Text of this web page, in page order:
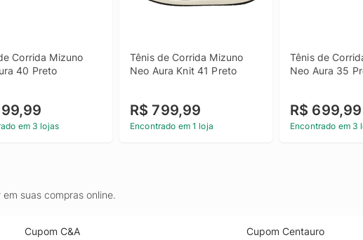
Corrida Mizuno
40 Preto
em 3 lojas
Tênis de Corrida Mizuno
Neo Aura Knit 41 Preto
R$ 799,99
Encontrado em 1 loja
Tênis de
Neo Aura 35
R$ 699,99
Encontrado em 3
suas compras online.
Cupom C&A
Cupom Centauro